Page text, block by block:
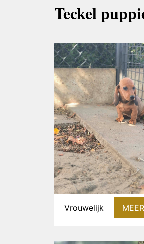
Teckel
Vrouwelijk